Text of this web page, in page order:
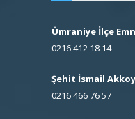
Ümraniye İlçe
0216 412 18 14
Şehit İsmail
0216 466 76 57